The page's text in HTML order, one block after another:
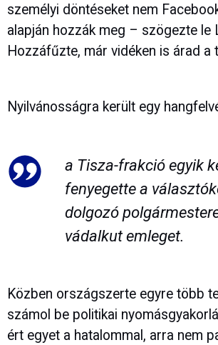
személyi döntéseket nem
alapján hozzák meg – szögezte le
Hozzáfűzte, már vidéken is árad a
Nyilvánosságra került egy
a Tisza-frakció egyik
fenyegette a
dolgozó
vádalkut emleget.
Közben országszerte egyre több
számol be politikai
ért egyet a hatalommal, arra nem